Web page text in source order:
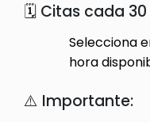
🗓️ Citas cada
Selecciona
hora
⚠️ Importante: